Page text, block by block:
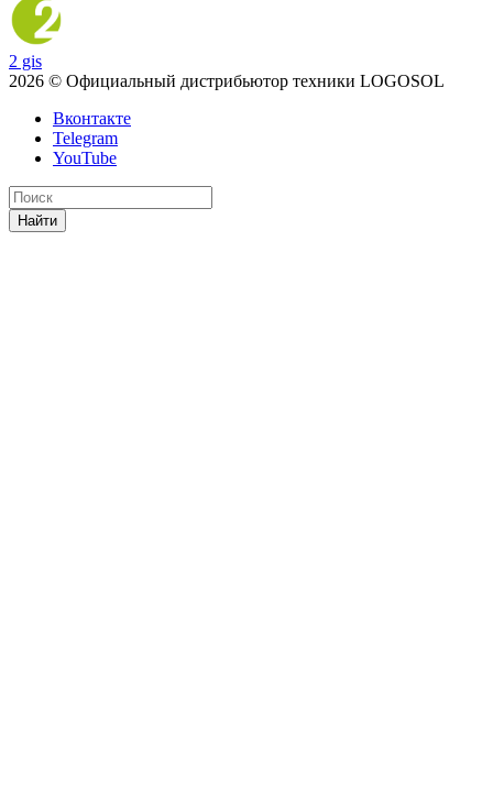
2 gis
2026 © Официальный дистрибьютор техники LOGOSOL
Вконтакте
Telegram
YouTube
Найти